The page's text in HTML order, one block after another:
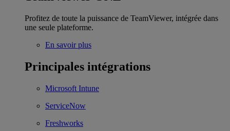
Profitez de toute la puissance de TeamViewer, intégrée dans
une seule plateforme.
En savoir plus
Principales intégrations
Microsoft Intune
ServiceNow
Freshworks